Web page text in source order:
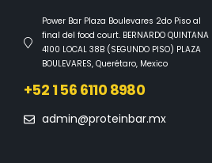
Power Bar Plaza Boulevares 2do Piso al
final del food court. BERNARDO QUINTANA
4100 LOCAL 38B (SEGUNDO PISO) PLAZA
BOULEVARES, Querétaro, Mexico
+52 1 56 6110 8980
admin@proteinbar.mx